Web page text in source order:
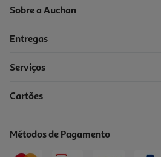
Sobre a Auchan
Entregas
Serviços
Cartões
Métodos de Pagamento